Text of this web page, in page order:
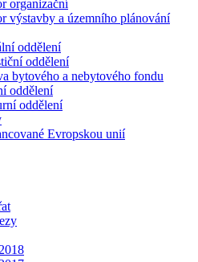
organizační
výstavby a územního plánování
oddělení
oddělení
bytového a nebytového fondu
oddělení
oddělení
Evropskou unií